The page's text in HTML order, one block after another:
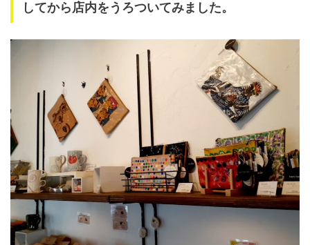
してから店内をうろついてみました。